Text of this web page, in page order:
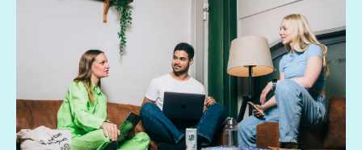
Ida Mejsholm
ida.mejsholm@liu.se
+4613284003
Caroline Appelgren
caroline.appelgren@liu.se